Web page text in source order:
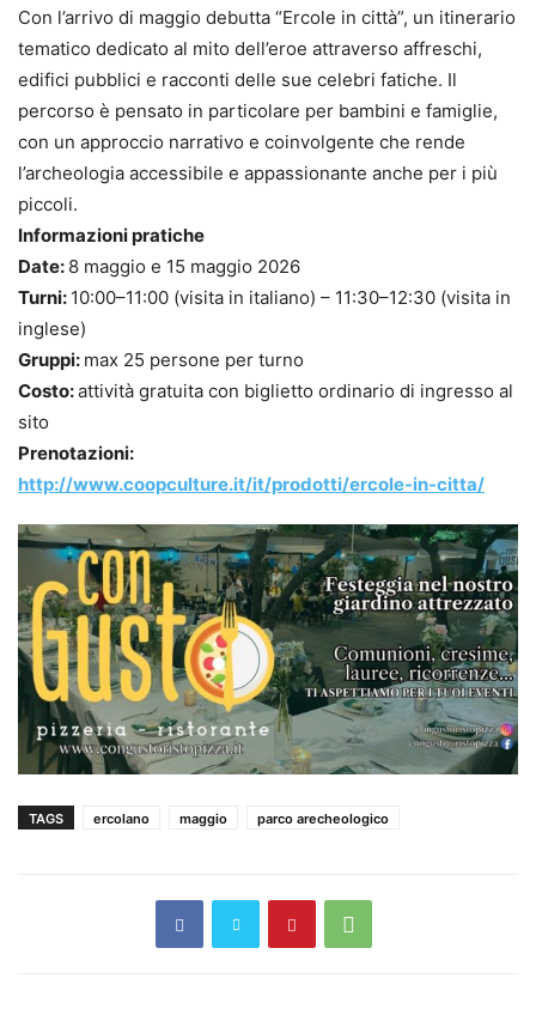
Con l’arrivo di maggio debutta “Ercole in città”, un itinerario
tematico dedicato al mito dell’eroe attraverso affreschi,
edifici pubblici e racconti delle sue celebri fatiche. Il
percorso è pensato in particolare per bambini e famiglie,
con un approccio narrativo e coinvolgente che rende
l’archeologia accessibile e appassionante anche per i più
piccoli.
Informazioni pratiche
Date: 8 maggio e 15 maggio 2026
Turni: 10:00–11:00 (visita in italiano) – 11:30–12:30 (visita in
inglese)
Gruppi: max 25 persone per turno
Costo:attività gratuita con biglietto ordinario di ingresso al
sito
Prenotazioni:
http://www.coopculture.it/it/prodotti/ercole-in-citta/
TAGS ercolano maggio parco arecheologico